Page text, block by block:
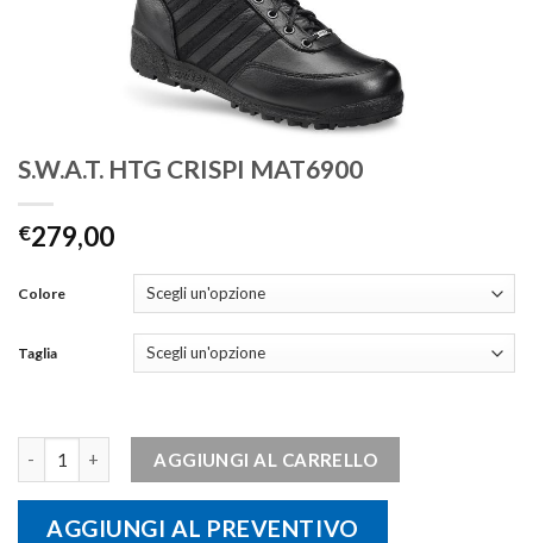
S.W.A.T. HTG CRISPI MAT6900
€279,00
Colore
Taglia
AGGIUNGI AL CARRELLO
AGGIUNGI AL PREVENTIVO